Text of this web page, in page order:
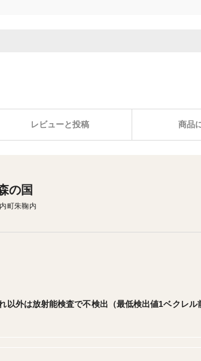
レビューと投稿 商品
の国
町朱鞠内
以外は放射能検査で不検出（最低検出値1ベクレル